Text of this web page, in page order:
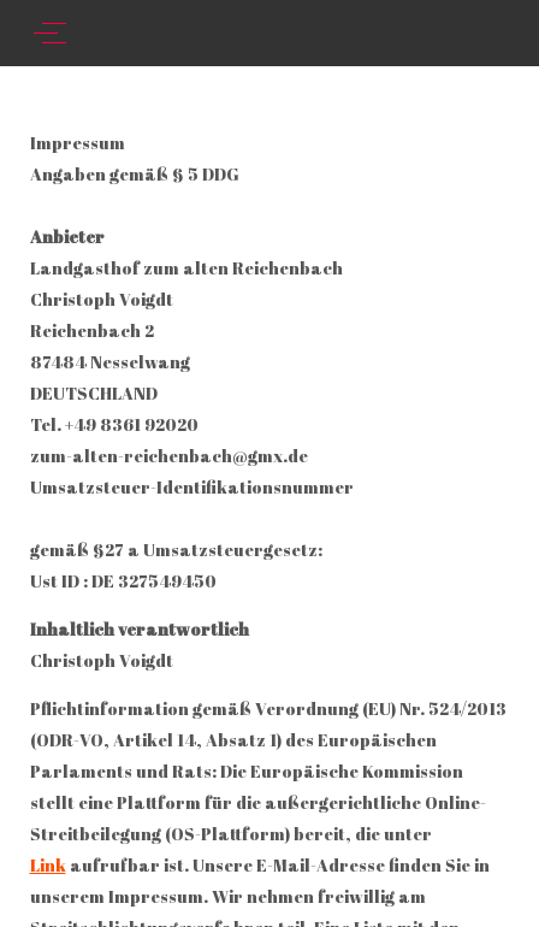
Impressum
Angaben gemäß § 5 DDG
Anbieter
Landgasthof zum alten Reichenbach
Christoph Voigdt
Reichenbach 2
87484 Nesselwang
DEUTSCHLAND
Tel. +49 8361 92020
zum-alten-reichenbach@gmx.de
Umsatzsteuer-Identifikationsnummer
gemäß §27 a Umsatzsteuergesetz:
Ust ID : DE 327549450
Inhaltlich verantwortlich
Christoph Voigdt
Pflichtinformation gemäß Verordnung (EU) Nr. 524/2013
(ODR-VO, Artikel 14, Absatz 1) des Europäischen
Parlaments und Rats: Die Europäische Kommission
stellt eine Plattform für die außergerichtliche Online-
Streitbeilegung (OS-Plattform) bereit, die unter
Linkaufrufbar ist. Unsere E-Mail-Adresse finden Sie in
unserem Impressum. Wir nehmen freiwillig am